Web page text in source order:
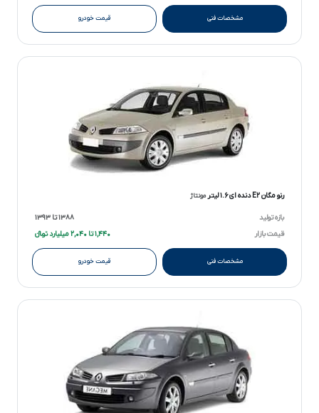
مشخصات فنی قیمت خودرو
رنو مگان E۲ دنده ای ۱.۶ لیتر مونتاژ
بازه تولید
۱۳۸۸ تا ۱۳۹۳
قیمت بازار
۱,۴۴۰ تا ۲,۰۴۰ میلیارد تومانءءء
مشخصات فنی قیمت خودرو